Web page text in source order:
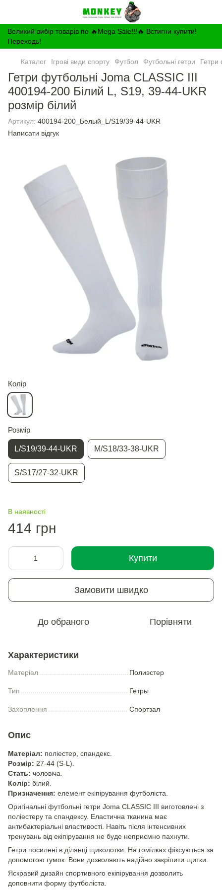
Великий вибір товарів по 🔥Mega Sale!!!🔥 Встигни купити!
Переходь!
Каталог Ігрові види спорту Футбол Футбольні гетри Гетри
Гетри футбольні Joma CLASSIC III
400194-200 Білий L, S19, 39-44-UKR
розмір білий
Артикул: 400194-200_Белый_L/S19/39-44-UKR
Написати відгук
Колір
Розмір
L/S19/39-44-UKR M/S18/33-38-UKR
S/S17/27-32-UKR
В наявності
414 грн
Купити
Замовити швидко
До обраного Порівняти
Характеристики
Матеріал Полиэстер
Тип Гетры
Захоплення Спортзал
Опис
Матеріал: поліестер, спандекс.
Розмір: 27-44 (S-L).
Стать: чоловіча.
Колір: білий.
Призначення: елемент екіпірування футболіста.
Оригінальні футбольні гетри Joma CLASSIC III виготовлені з
поліестеру та спандексу. Еластична тканина має
антибактеріальні властивості. Навіть після інтенсивних
тренувань від екіпірування не буде неприємно пахнути.
Гетри посилені в ділянці щиколотки. На гомілках фіксуються за
допомогою гумок. Вони дозволяють надійно закріпити щитки.
Яскравий дизайн спортивного екіпірування дозволить
доповнити форму футболіста.